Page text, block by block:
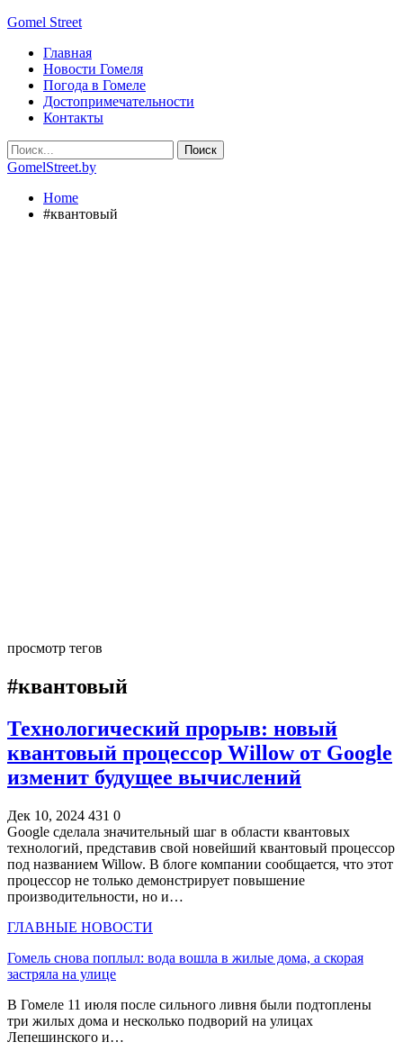
Gomel Street
Главная
Новости Гомеля
Погода в Гомеле
Достопримечательности
Контакты
GomelStreet.by
Home
#квантовый
просмотр тегов
#квантовый
Технологический прорыв: новый
квантовый процессор Willow от Google
изменит будущее вычислений
Дек 10, 2024 431 0
Google сделала значительный шаг в области квантовых
технологий, представив свой новейший квантовый процессор
под названием Willow. В блоге компании сообщается, что этот
процессор не только демонстрирует повышение
производительности, но и…
ГЛАВНЫЕ НОВОСТИ
Гомель снова поплыл: вода вошла в жилые дома, а скорая
застряла на улице
В Гомеле 11 июля после сильного ливня были подтоплены
три жилых дома и несколько подворий на улицах
Лепешинского и…